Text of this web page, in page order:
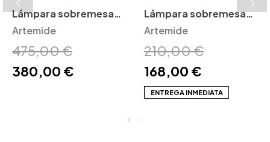
Lámpara sobremesa
Castore Artemide
Artemide
475,00 €
380,00 €
Lámpara sobremesa
Nessino Artemide
Artemide
210,00 €
168,00 €
ENTREGA INMEDIATA